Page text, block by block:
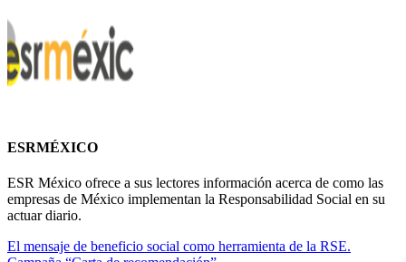
ESRMÉXICO
ESR México ofrece a sus lectores información acerca de como las
empresas de México implementan la Responsabilidad Social en su
actuar diario.
El mensaje de beneficio social como herramienta de la RSE.